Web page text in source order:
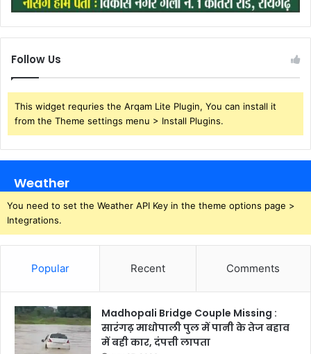
Follow Us
This widget requries the Arqam Lite Plugin, You can install it
from the Theme settings menu > Install Plugins.
Weather
You need to set the Weather API Key in the theme options page >
Integrations.
Popular Recent Comments
Madhopali Bridge Couple Missing :
सारंगढ़ माधोपाली पुल में पानी के तेज बहाव
में बही कार, दंपत्ती लापता